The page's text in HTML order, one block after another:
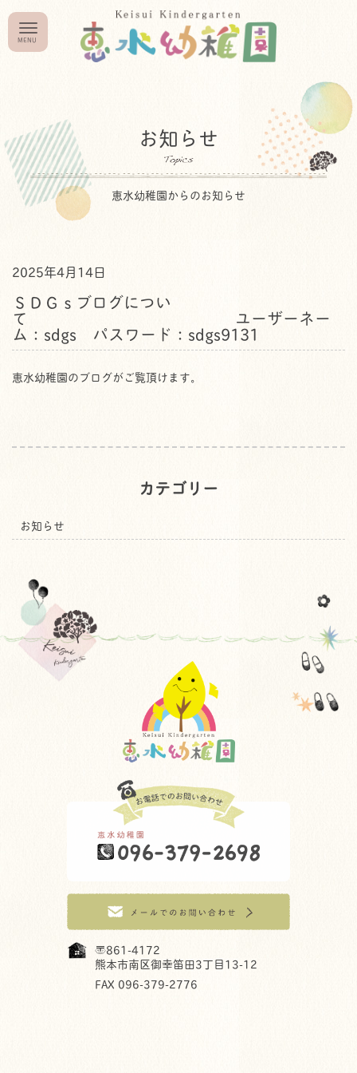
お知らせ
恵水幼稚園からのお知らせ
2025年4月14日
ＳＤＧｓブログについ
て ユーザーネー
ム：sdgs パスワード：sdgs9131
恵水幼稚園のブログがご覧頂けます。
カテゴリー
お知らせ
〒861-4172
熊本市南区御幸笛田3丁目13-12
FAX 096-379-2776